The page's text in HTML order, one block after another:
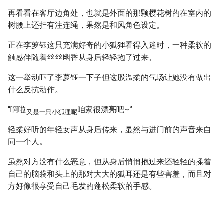
再看看在客厅边角处，也就是外面的那颗樱花树的在室内的
树腰上还挂有注连绳，果然是和风角色设定。
正在李萝钰这只充满好奇的小狐狸看得入迷时，一种柔软的
触感伴随着丝丝幽香从身后轻轻抱了过来。
这一举动吓了李萝钰一下子但这股温柔的气场让她没有做出
什么反抗动作。
“啊啦 又是一只小狐狸呢咱家很漂亮吧~”
轻柔好听的年轻女声从身后传来，显然与进门前的声音来自
同一个人。
虽然对方没有什么恶意，但从身后悄悄抱过来还轻轻的揉着
自己的脑袋和头上的那对大大的狐耳还是有些害羞，而且对
方好像很享受自己毛发的蓬松柔软的手感。